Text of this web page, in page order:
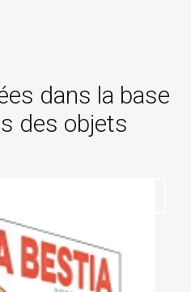
dans la base
des objets